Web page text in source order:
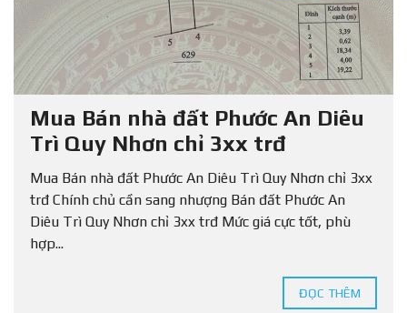
Mua Bán nhà đất Phước An Diêu
Trì Quy Nhơn chỉ 3xx trđ
Mua Bán nhà đất Phước An Diêu Trì Quy Nhơn chỉ 3xx
trđ Chính chủ cần sang nhượng Bán đất Phước An
Diêu Trì Quy Nhơn chỉ 3xx trđ Mức giá cực tốt, phù
hợp...
ĐỌC THÊM